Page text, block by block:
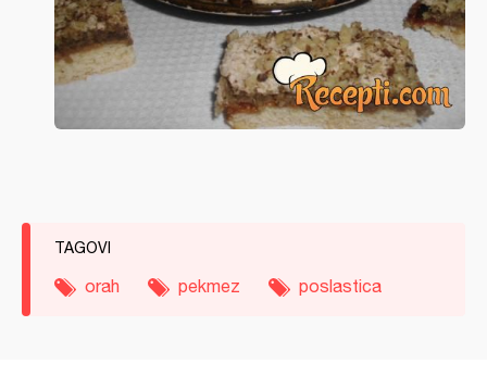
TAGOVI
orah pekmez poslastica